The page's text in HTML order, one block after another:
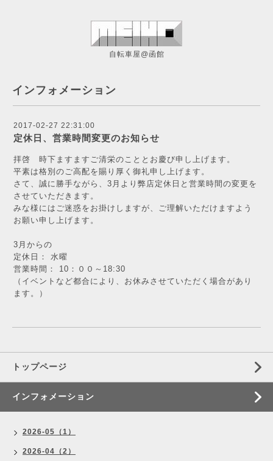
自転車屋@函館
インフォメーション
2017-02-27 22:31:00
定休日、営業時間変更のお知らせ
拝啓 時下ますますご清栄のこととお慶び申し上げます。
平素は格別のご高配を賜り厚く御礼申し上げます。
さて、誠に勝手ながら、3月より弊店定休日と営業時間の変更を
させていただきます。
みな様にはご迷惑をお掛けしますが、ご理解いただけますよう
お願い申し上げます。
3月からの
定休日： 水曜
営業時間： 10：００～18:30
（イベントなど都合により、お休みさせていただく場合があり
ます。）
トップページ
インフォメーション
2026-05（1）
2026-04（2）